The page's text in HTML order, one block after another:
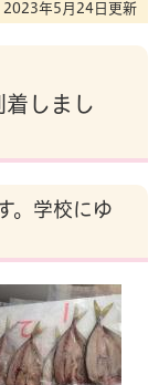
2023年5月24日更新
しまし
。学校にゆ